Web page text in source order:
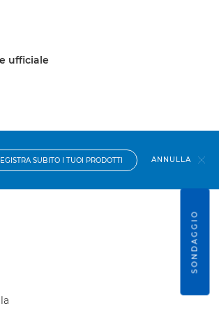
ufficiale
SUBITO I TUOI PRODOTTI ANNULLA
SONDAGGIO